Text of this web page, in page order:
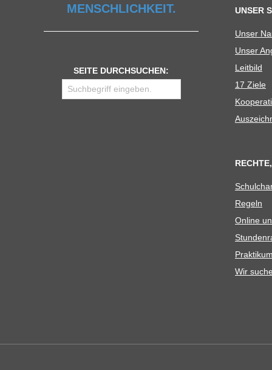
MENSCHLICHKEIT.
SEITE DURCHSUCHEN:
UNSER
Unser
Unser
Leit­bild
17 Ziele
Regeln
Online
Wir